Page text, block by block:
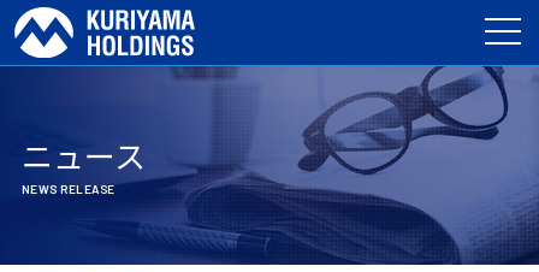
ニュース
NEWS RELEASE